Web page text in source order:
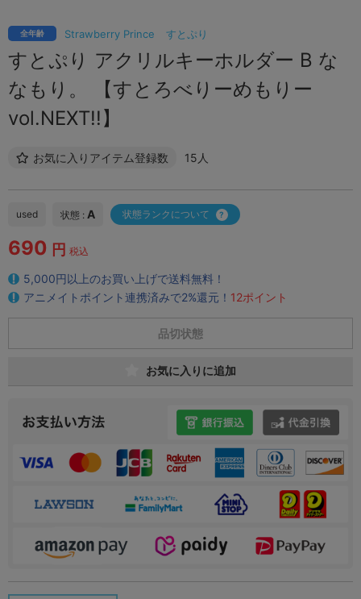
Strawberry Prince すとぷり
全年齢
すとぷり アクリルキーホルダー B な
なもり。 【すとろべりーめもりー
vol.NEXT!!】
お気に入りアイテム登録数 15人
used 状態 : A 状態ランクについて
690 円 税込
5,000円以上のお買い上げで送料無料！
アニメイトポイント連携済みで2%還元！ 12ポイント
品切状態
お気に入りに追加